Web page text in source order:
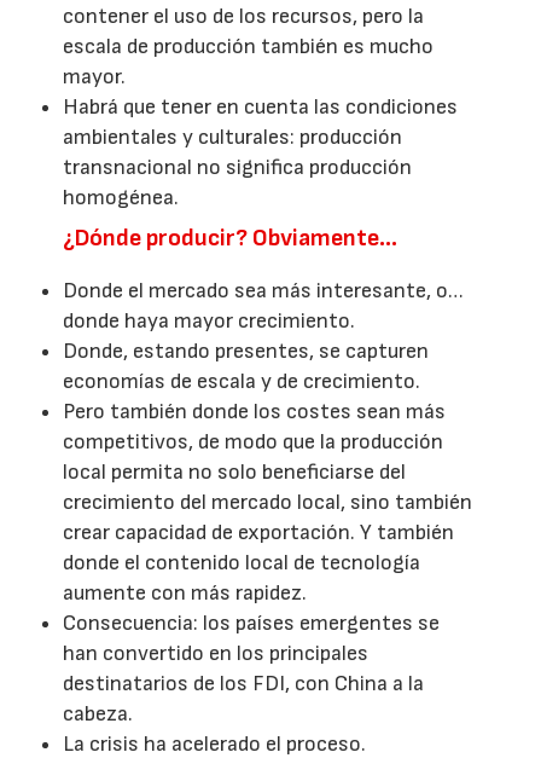
contener el uso de los recursos, pero la
escala de producción también es mucho
mayor.
Habrá que tener en cuenta las condiciones
ambientales y culturales: producción
transnacional no significa producción
homogénea.
¿Dónde producir? Obviamente…
Donde el mercado sea más interesante, o…
donde haya mayor crecimiento.
Donde, estando presentes, se capturen
economías de escala y de crecimiento.
Pero también donde los costes sean más
competitivos, de modo que la producción
local permita no solo beneficiarse del
crecimiento del mercado local, sino también
crear capacidad de exportación. Y también
donde el contenido local de tecnología
aumente con más rapidez.
Consecuencia: los países emergentes se
han convertido en los principales
destinatarios de los FDI, con China a la
cabeza.
La crisis ha acelerado el proceso.